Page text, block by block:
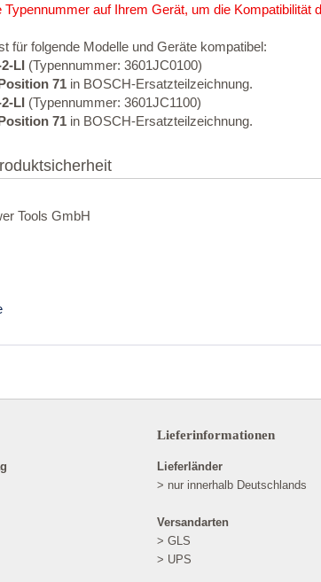
Typennummer auf Ihrem Gerät, um die
für folgende Modelle und Geräte kompatibel:
LI (Typennummer: 3601JC0100)
71 in BOSCH-Ersatzteilzeichnung.
LI (Typennummer: 3601JC1100)
71 in BOSCH-Ersatzteilzeichnung.
Tools GmbH
Lieferinformationen
Lieferländer
> nur innerhalb Deutschlands
Versandarten
> GLS
> UPS